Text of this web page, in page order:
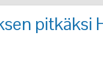
pitkäksi